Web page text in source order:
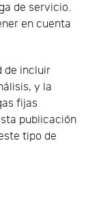
de servicio.
en cuenta
de incluir
y la
fijas
publicación
tipo de